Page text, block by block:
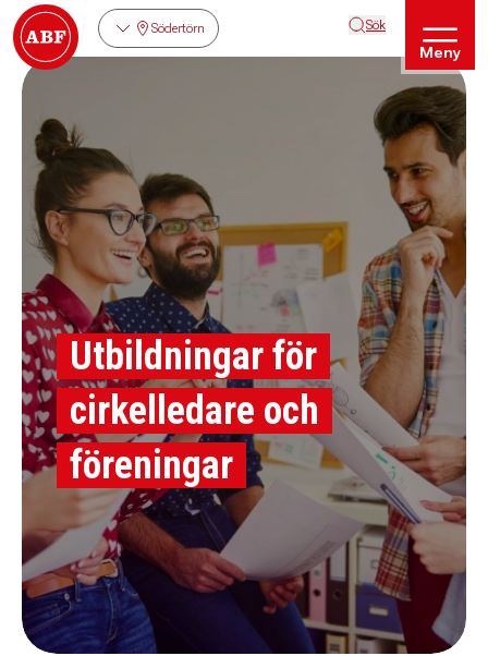
Södertörn Sök
Meny
Utbildningar för
cirkelledare och
föreningar